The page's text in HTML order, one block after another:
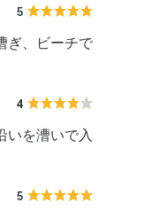
5
ぎ、ビーチで
4
いを漕いで入
5